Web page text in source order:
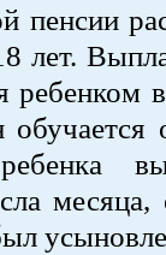
пенсии
лет.